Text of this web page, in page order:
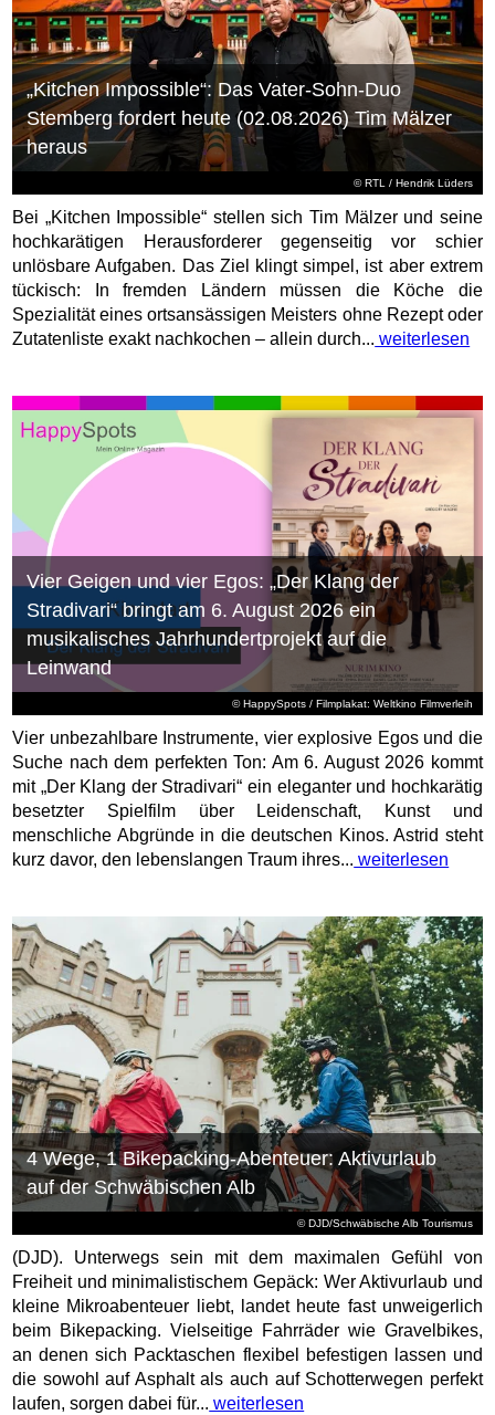
©RTL / Hendrik Lüders
„Kitchen Impossible“: Das Vater-Sohn-Duo
Stemberg fordert heute (02.08.2026) Tim Mälzer
heraus
Bei „Kitchen Impossible“ stellen sich Tim Mälzer und seine
hochkarätigen Herausforderer gegenseitig vor schier
unlösbare Aufgaben. Das Ziel klingt simpel, ist aber extrem
tückisch: In fremden Ländern müssen die Köche die
Spezialität eines ortsansässigen Meisters ohne Rezept oder
Zutatenliste exakt nachkochen – allein durch... weiterlesen
© HappySpots / Filmplakat: Weltkino Filmverleih
Vier Geigen und vier Egos: „Der Klang der
Stradivari“ bringt am 6. August 2026 ein
musikalisches Jahrhundertprojekt auf die
Leinwand
Vier unbezahlbare Instrumente, vier explosive Egos und die
Suche nach dem perfekten Ton: Am 6. August 2026 kommt
mit „Der Klang der Stradivari“ ein eleganter und hochkarätig
besetzter Spielfilm über Leidenschaft, Kunst und
menschliche Abgründe in die deutschen Kinos. Astrid steht
kurz davor, den lebenslangen Traum ihres... weiterlesen
© DJD/Schwäbische Alb Tourismus
4 Wege, 1 Bikepacking-Abenteuer: Aktivurlaub
auf der Schwäbischen Alb
(DJD). Unterwegs sein mit dem maximalen Gefühl von
Freiheit und minimalistischem Gepäck: Wer Aktivurlaub und
kleine Mikroabenteuer liebt, landet heute fast unweigerlich
beim Bikepacking. Vielseitige Fahrräder wie Gravelbikes,
an denen sich Packtaschen flexibel befestigen lassen und
die sowohl auf Asphalt als auch auf Schotterwegen perfekt
laufen, sorgen dabei für... weiterlesen